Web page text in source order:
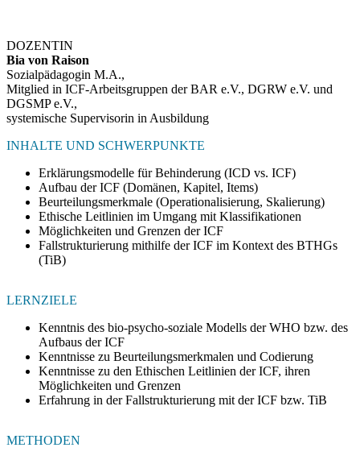
DOZENTIN
Bia von Raison
Sozialpädagogin M.A.,
Mitglied in ICF-Arbeitsgruppen der BAR e.V., DGRW e.V. und
DGSMP e.V.,
systemische Supervisorin in Ausbildung
INHALTE UND SCHWERPUNKTE
Erklärungsmodelle für Behinderung (ICD vs. ICF)
Aufbau der ICF (Domänen, Kapitel, Items)
Beurteilungsmerkmale (Operationalisierung, Skalierung)
Ethische Leitlinien im Umgang mit Klassifikationen
Möglichkeiten und Grenzen der ICF
Fallstrukturierung mithilfe der ICF im Kontext des BTHGs
(TiB)
LERNZIELE
Kenntnis des bio-psycho-soziale Modells der WHO bzw. des
Aufbaus der ICF
Kenntnisse zu Beurteilungsmerkmalen und Codierung
Kenntnisse zu den Ethischen Leitlinien der ICF, ihren
Möglichkeiten und Grenzen
Erfahrung in der Fallstrukturierung mit der ICF bzw. TiB
METHODEN